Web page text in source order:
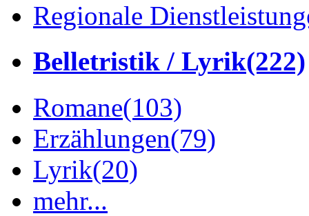
Regionale
Belletristik / Lyrik(222)
Romane(103)
Erzählungen(79)
Lyrik(20)
mehr...